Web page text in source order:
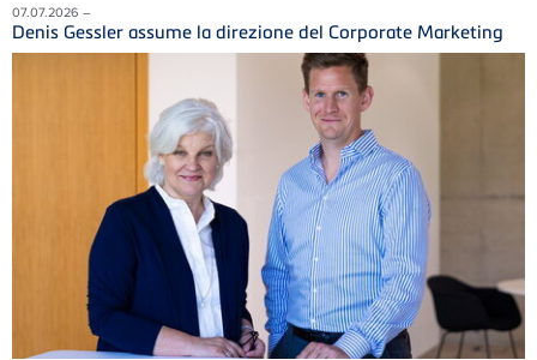
07.07.2026 –
Denis Gessler assume la direzione del Corporate Marketing